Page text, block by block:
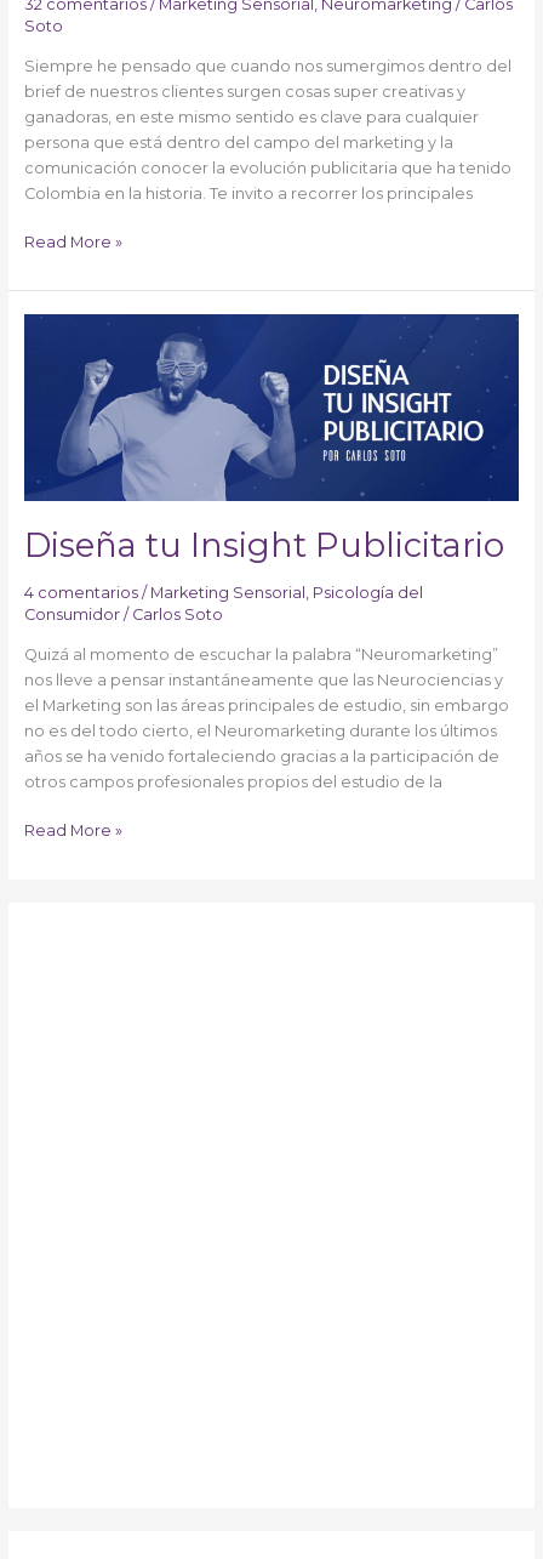
32 comentarios / Marketing Sensorial Neuromarketing / Carlos
Soto
Siempre he pensado que cuando nos sumergimos dentro del
brief de nuestros clientes surgen cosas super creativas y
ganadoras, en este mismo sentido es clave para cualquier
persona que está dentro del campo del marketing y la
comunicación conocer la evolución publicitaria que ha tenido
Colombia en la historia. Te invito a recorrer los principales
Read More »
Diseña tu Insight Publicitario
4 comentarios / Marketing Sensorial , Psicología del
Consumidor/ Carlos Soto
Quizá al momento de escuchar la palabra “Neuromarketing”
nos lleve a pensar instantáneamente que las Neurociencias y
el Marketing son las áreas principales de estudio, sin embargo
no es del todo cierto, el Neuromarketing durante los últimos
años se ha venido fortaleciendo gracias a la participación de
otros campos profesionales propios del estudio de la
Publicitario
Read More »